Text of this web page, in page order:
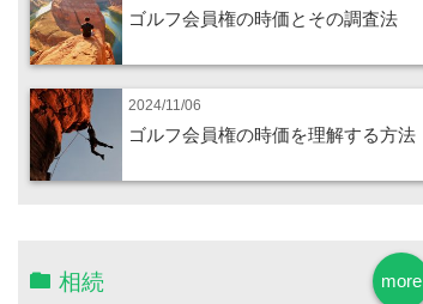
ゴルフ会員権の時価とその調査法
2024/11/06
ゴルフ会員権の時価を理解する方法
more
相続